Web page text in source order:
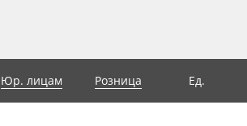
Юр. лицам Розница Ед.